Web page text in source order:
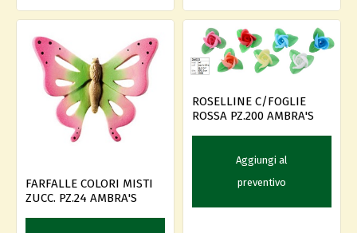
FARFALLE COLORI MISTI
ZUCC. PZ.24 AMBRA'S
ROSELLINE C/FOGLIE
ROSSA PZ.200 AMBRA'S
Aggiungi al
preventivo